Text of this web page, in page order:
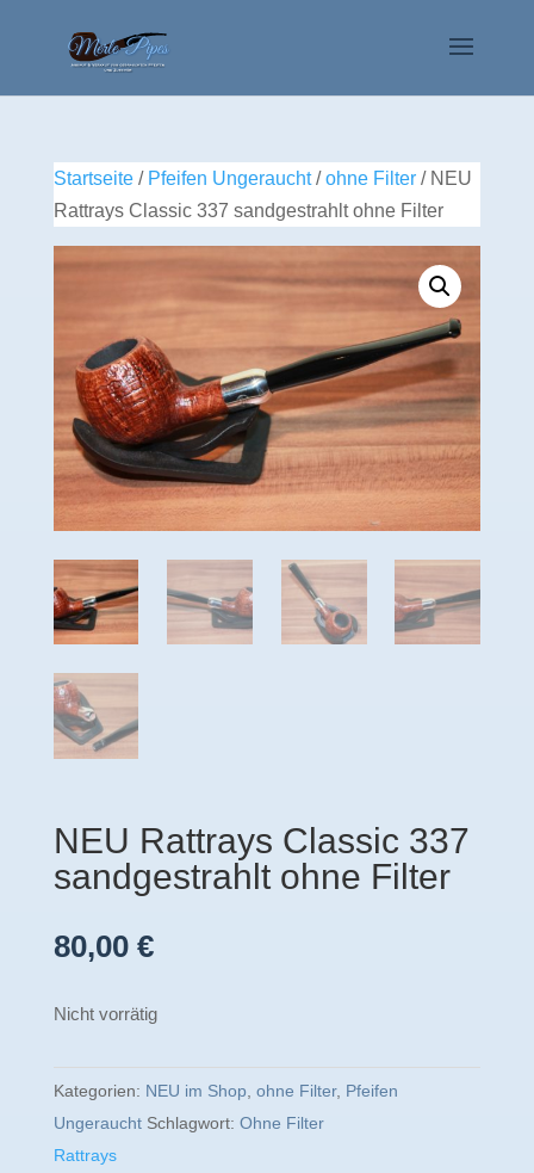
Startseite/ Pfeifen Ungeraucht/ohne Filter/ NEU
Rattrays Classic 337 sandgestrahlt ohne Filter
NEU Rattrays Classic 337
sandgestrahlt ohne Filter
80,00 €
Nicht vorrätig
Kategorien: NEU im Shop ohne Filter, Pfeifen
Ungeraucht Schlagwort: Ohne Filter
Rattrays